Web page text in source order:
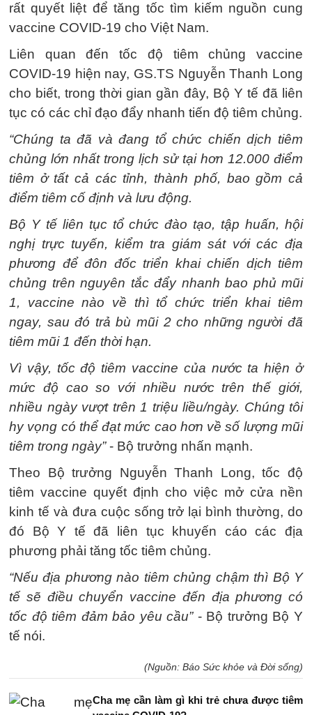
rất quyết liệt để tăng tốc tìm kiếm nguồn cung
vaccine COVID-19 cho Việt Nam.
Liên quan đến tốc độ tiêm chủng vaccine
COVID-19 hiện nay, GS.TS Nguyễn Thanh Long
cho biết, trong thời gian gần đây, Bộ Y tế đã liên
tục có các chỉ đạo đẩy nhanh tiến độ tiêm chủng.
“Chúng ta đã và đang tổ chức chiến dịch tiêm
chủng lớn nhất trong lịch sử tại hơn 12.000 điểm
tiêm ở tất cả các tỉnh, thành phố, bao gồm cả
điểm tiêm cố định và lưu động.
Bộ Y tế liên tục tổ chức đào tạo, tập huấn, hội
nghị trực tuyến, kiểm tra giám sát với các địa
phương để đôn đốc triển khai chiến dịch tiêm
chủng trên nguyên tắc đẩy nhanh bao phủ mũi
1, vaccine nào về thì tổ chức triển khai tiêm
ngay, sau đó trả bù mũi 2 cho những người đã
tiêm mũi 1 đến thời hạn.
Vì vậy, tốc độ tiêm vaccine của nước ta hiện ở
mức độ cao so với nhiều nước trên thế giới,
nhiều ngày vượt trên 1 triệu liều/ngày. Chúng tôi
hy vọng có thể đạt mức cao hơn về số lượng mũi
tiêm trong ngày”- Bộ trưởng nhấn mạnh.
Theo Bộ trưởng Nguyễn Thanh Long, tốc độ
tiêm vaccine quyết định cho việc mở cửa nền
kinh tế và đưa cuộc sống trở lại bình thường, do
đó Bộ Y tế đã liên tục khuyến cáo các địa
phương phải tăng tốc tiêm chủng.
“Nếu địa phương nào tiêm chủng chậm thì Bộ Y
tế sẽ điều chuyển vaccine đến địa phương có
tốc độ tiêm đảm bảo yêu cầu” - Bộ trưởng Bộ Y
tế nói.
(Nguồn: Báo Sức khỏe và Đời sống)
Cha mẹ cần làm gì khi trẻ chưa được tiêm